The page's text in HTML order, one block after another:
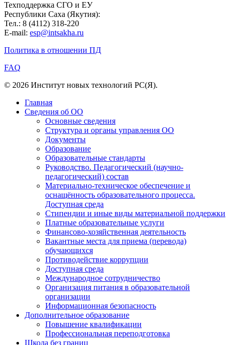
Техподдержка СГО и ЕУ
Республики Саха (Якутия):
Тел.: 8 (4112) 318-220
E-mail: esp@intsakha.ru
Политика в отношении ПД
FAQ
© 2026 Институт новых технологий РС(Я).
Главная
Сведения об ОО
Основные сведения
Структура и органы управления ОО
Документы
Образование
Образовательные стандарты
Руководство. Педагогический (научно-
педагогический) состав
Материально-техническое обеспечение и
оснащённость образовательного процесса.
Доступная среда
Стипендии и иные виды материальной поддержки
Платные образовательные услуги
Финансово-хозяйственная деятельность
Вакантные места для приема (перевода)
обучающихся
Противодействие коррупции
Доступная среда
Международное сотрудничество
Организация питания в образовательной
организации
Информационная безопасность
Дополнительное образование
Повышение квалификации
Профессиональная переподготовка
Школа без границ